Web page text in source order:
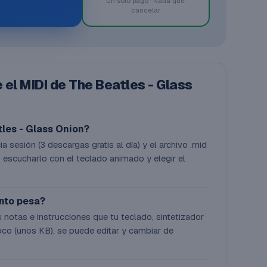
cancelar
MIDI de The Beatles - Glass
- Glass Onion?
sesión (3 descargas gratis al día) y el archivo .mid
con el teclado animado y elegir el
pesa?
notas e instrucciones que tu teclado, sintetizador
(unos KB), se puede editar y cambiar de